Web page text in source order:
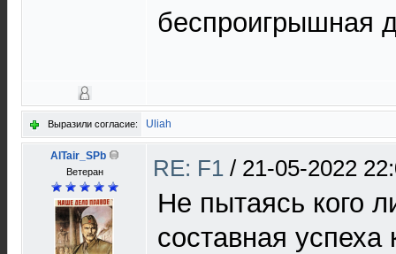
беспроигрышная
Выразили согласие: Uliah
AlTair_SPb
Ветеран RE: F1 / 21-05-2022
Не пытаясь кого
составная